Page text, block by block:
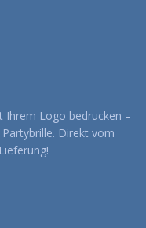
Ihrem Logo bedrucken –
Direkt vom